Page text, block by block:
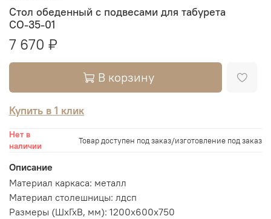
Стол обеденный с подвесами для табурета
СО-35-01
7 670 ₽
В корзину
Купить в 1 клик
Нет в
наличии
Товар доступен под заказ/изготовление под заказ
Описание
Материал каркаса: металл
Материал столешницы: лдсп
Размеры (ШхГхВ, мм): 1200х600х750